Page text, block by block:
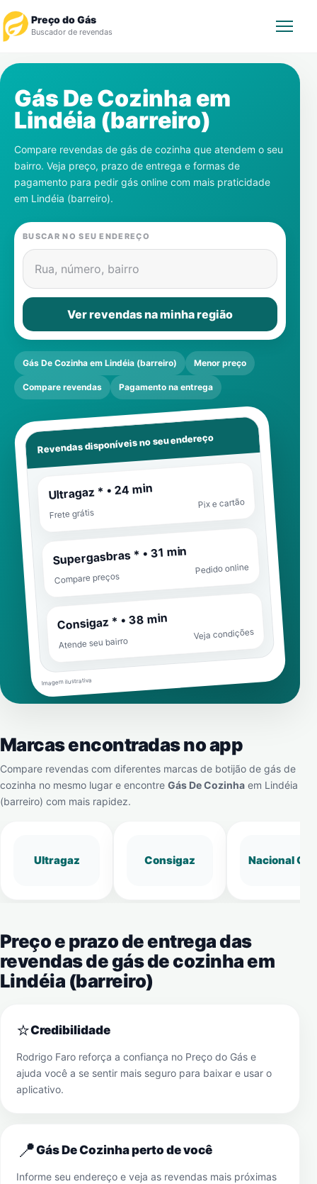
Preço do Gás
Buscador de revendas
Revendedor
Notícias
Cadastre-se
Gás
Contatos
Gás De Cozinha em
Lindéia (barreiro)
Compare revendas de gás de cozinha que atendem o seu
bairro. Veja preço, prazo de entrega e formas de
pagamento para pedir gás online com mais praticidade
em Lindéia (barreiro).
BUSCAR NO SEU ENDEREÇO
Rua, número, bairro
Ver revendas na minha região
Gás De Cozinha em Lindéia (barreiro) Menor preço
Compare revendas Pagamento na entrega
Revendas disponíveis no seu endereço
Ultragaz * • 24 min
Frete grátis
Pix e cartão
Supergasbras * • 31 min
Compare preços
Pedido online
Consigaz * • 38 min
Atende seu bairro
Veja condições
Imagem ilustrativa
Marcas encontradas no app
Compare revendas com diferentes marcas de botijão de gás de
cozinha no mesmo lugar e encontre Gás De Cozinha em Lindéia
(barreiro) com mais rapidez.
Ultragaz Consigaz Nacional Gás
Preço e prazo de entrega das
revendas de gás de cozinha em
Lindéia (barreiro)
⭐Credibilidade
Rodrigo Faro reforça a confiança no Preço do Gás e
ajuda você a se sentir mais seguro para baixar e usar o
aplicativo.
📍Gás De Cozinha perto de você
Informe seu endereço e veja as revendas mais próximas